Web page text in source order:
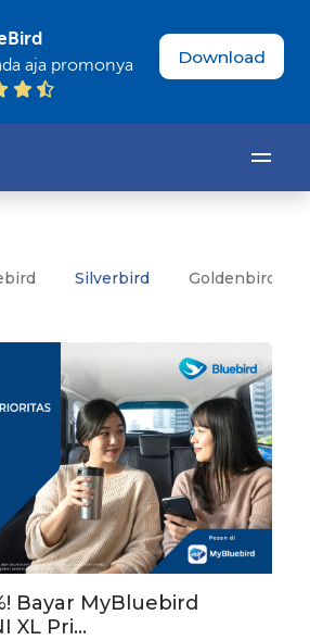
aja promonya Download
Silverbird Goldenbird
Bayar MyBluebird
XL Pri...